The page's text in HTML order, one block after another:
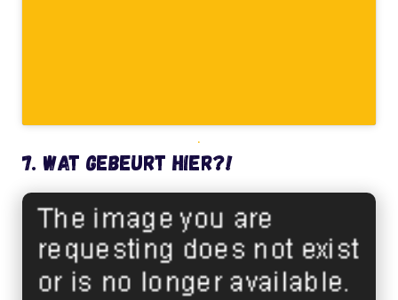
.
7. Wat gebeurt hier?!